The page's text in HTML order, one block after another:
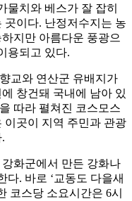
물치와 베스가 잘 잡히
곳이다. 난정저수지는 농
지만 아름다운 풍광으
용되고 있다.
교와 연산군 유배지가
창건돼 국내에 남아 있
따라 펼쳐진 코스모스
이곳이 지역 주민과 관광
화군에서 만든 강화나
다. 바로 ‘교동도 다을새
코스당 소요시간은 6시